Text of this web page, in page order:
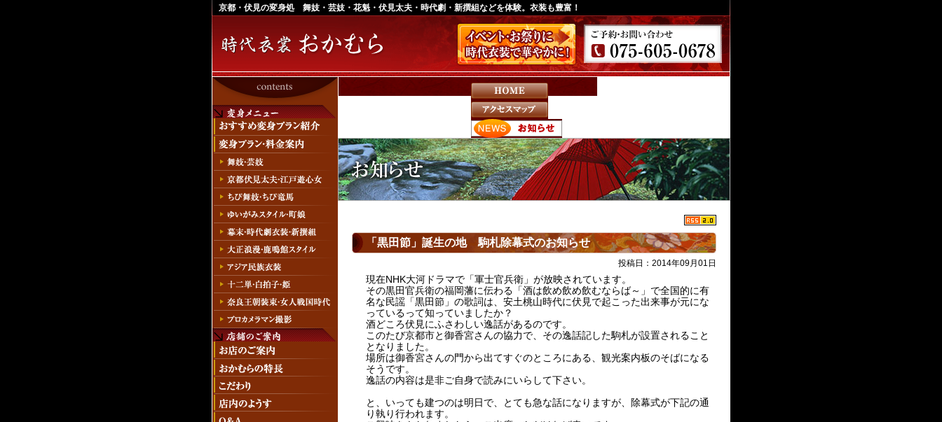
京都・伏見の変身処 舞妓・芸妓・花魁・伏見太夫・時代劇・新撰組などを体験。衣装も豊富！
「黒田節」誕生の地 駒札除幕式のお知らせ
投稿日：2014年09月01日
現在NHK大河ドラマで「軍士官兵衛」が放映されています。
その黒田官兵衛の福岡藩に伝わる「酒は飲め飲め飲むならば～」で全国的に有
名な民謡「黒田節」の歌詞は、安土桃山時代に伏見で起こった出来事が元にな
っているって知っていましたか？
酒どころ伏見にふさわしい逸話があるのです。
このたび京都市と御香宮さんの協力で、その逸話記した駒札が設置されること
となりました。
場所は御香宮さんの門から出てすぐのところにある、観光案内板のそばになる
そうです。
逸話の内容は是非ご自身で読みにいらして下さい。
と、いっても建つのは明日で、とても急な話になりますが、除幕式が下記の通
り執り行われます。